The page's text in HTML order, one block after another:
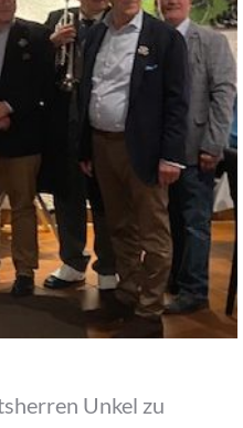
Unkel zu